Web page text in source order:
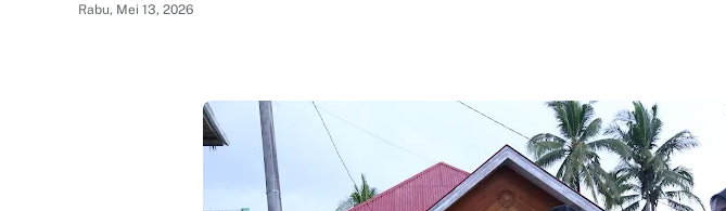
Rabu, Mei 13, 2026